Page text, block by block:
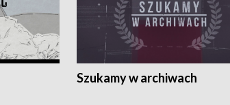
Szukamy w archiwach